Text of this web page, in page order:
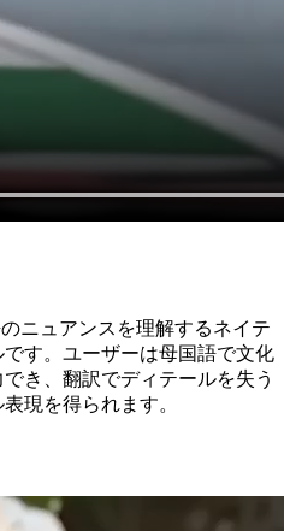
ニュアンスを理解するネイテ
す。ユーザーは母国語で文化
き、翻訳でディテールを失う
現を得られます。